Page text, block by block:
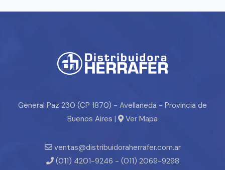
General Paz 230 (CP 1870) - Avellaneda - Provincia de
Buenos Aires |
Ver Mapa
ventas@distribuidoraherrafer.com.ar
(011) 4201-9246 - (011) 2069-9298